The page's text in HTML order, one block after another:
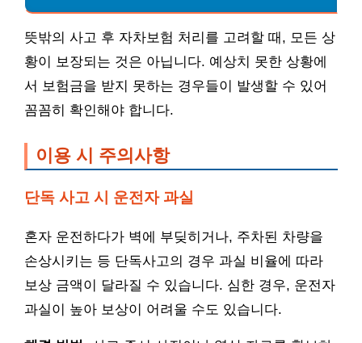
뜻밖의 사고 후 자차보험 처리를 고려할 때, 모든 상
황이 보장되는 것은 아닙니다. 예상치 못한 상황에
서 보험금을 받지 못하는 경우들이 발생할 수 있어
꼼꼼히 확인해야 합니다.
이용 시 주의사항
단독 사고 시 운전자 과실
혼자 운전하다가 벽에 부딪히거나, 주차된 차량을
손상시키는 등 단독사고의 경우 과실 비율에 따라
보상 금액이 달라질 수 있습니다. 심한 경우, 운전자
과실이 높아 보상이 어려울 수도 있습니다.